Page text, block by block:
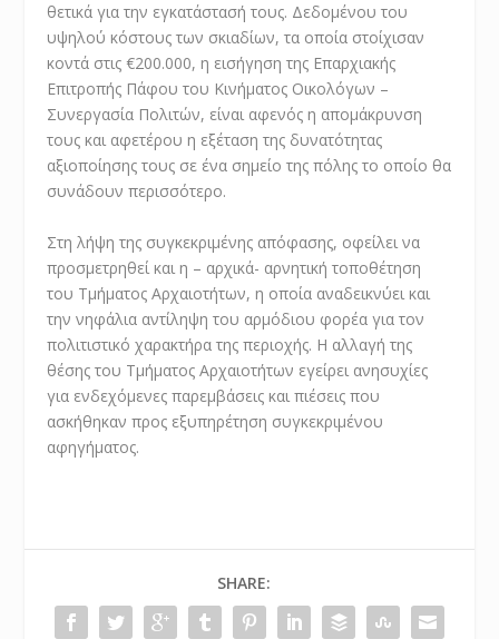
θετικά για την εγκατάστασή τους. Δεδομένου του
υψηλού κόστους των σκιαδίων, τα οποία στοίχισαν
κοντά στις €200.000, η εισήγηση της Επαρχιακής
Επιτροπής Πάφου του Κινήματος Οικολόγων –
Συνεργασία Πολιτών, είναι αφενός η απομάκρυνση
τους και αφετέρου η εξέταση της δυνατότητας
αξιοποίησης τους σε ένα σημείο της πόλης το οποίο θα
συνάδουν περισσότερο.
Στη λήψη της συγκεκριμένης απόφασης, οφείλει να
προσμετρηθεί και η – αρχικά- αρνητική τοποθέτηση
του Τμήματος Αρχαιοτήτων, η οποία αναδεικνύει και
την νηφάλια αντίληψη του αρμόδιου φορέα για τον
πολιτιστικό χαρακτήρα της περιοχής. Η αλλαγή της
θέσης του Τμήματος Αρχαιοτήτων εγείρει ανησυχίες
για ενδεχόμενες παρεμβάσεις και πιέσεις που
ασκήθηκαν προς εξυπηρέτηση συγκεκριμένου
αφηγήματος.
SHARE: